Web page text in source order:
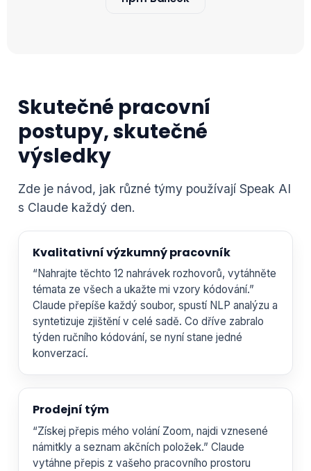
Skutečné pracovní
postupy, skutečné
výsledky
Zde je návod, jak různé týmy používají Speak AI
s Claude každý den.
Kvalitativní výzkumný pracovník
“Nahrajte těchto 12 nahrávek rozhovorů, vytáhněte
témata ze všech a ukažte mi vzory kódování.”
Claude přepíše každý soubor, spustí NLP analýzu a
syntetizuje zjištění v celé sadě. Co dříve zabralo
týden ručního kódování, se nyní stane jedné
konverzací.
Prodejní tým
“Získej přepis mého volání Zoom, najdi vznesené
námitkly a seznam akčních položek.” Claude
vytáhne přepis z vašeho pracovního prostoru